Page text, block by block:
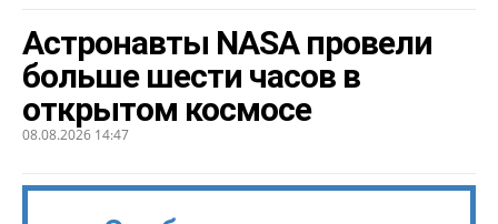
Астронавты NASA провели
больше шести часов в
открытом космосе
08.08.2026 14:47